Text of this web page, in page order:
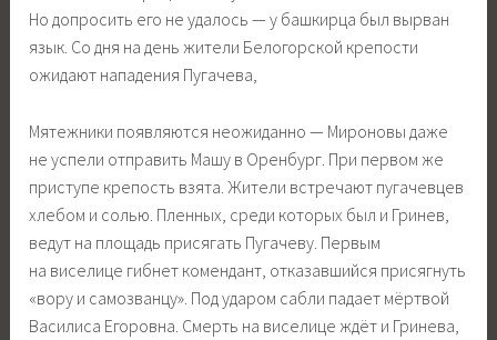
Но допросить его не удалось — у башкирца был вырван
язык. Со дня на день жители Белогорской крепости
ожидают нападения Пугачева,
Мятежники появляются неожиданно — Мироновы даже
не успели отправить Машу в Оренбург. При первом же
приступе крепость взята. Жители встречают пугачевцев
хлебом и солью. Пленных, среди которых был и Гринев,
ведут на площадь присягать Пугачеву. Первым
на виселице гибнет комендант, отказавшийся присягнуть
«вору и самозванцу». Под ударом сабли падает мёртвой
Василиса Егоровна. Смерть на виселице ждёт и Гринева,